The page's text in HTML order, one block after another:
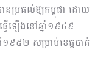
ានប្រគល់ឱ្យកម្ពុជា ដោយ
ើឡើងនៅឆ្នាំ១៩៤៩
១៩៥២ សម្រាប់ខេត្តបាត់